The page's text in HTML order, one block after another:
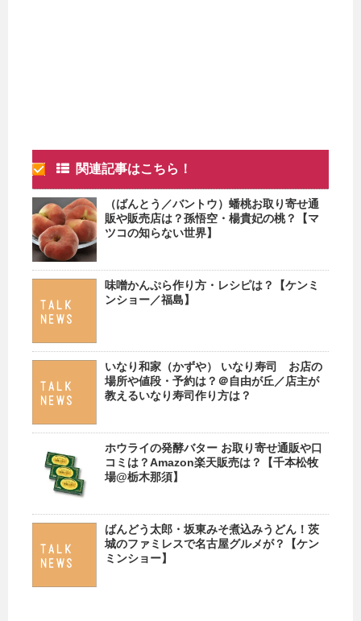
関連記事はこちら！
（ばんとう／バントウ）蟠桃お取り寄せ通
販や販売店は？孫悟空・楊貴妃の桃？【マ
ツコの知らない世界】
味噌かんぷら作り方・レシピは？【ケンミ
ンショー／福島】
いなり和家（かずや） いなり寿司 お店の
場所や値段・予約は？＠自由が丘／店主が
教えるいなり寿司作り方は？
ホウライの発酵バター お取り寄せ通販や口
コミは？Amazon楽天販売は？【千本松牧
場@栃木那須】
ばんどう太郎・坂東みそ煮込みうどん！茨
城のファミレスで名古屋グルメが？【ケン
ミンショー】